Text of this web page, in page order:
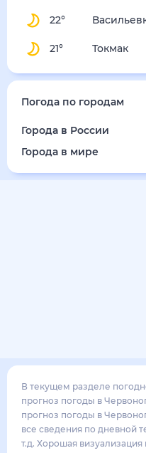
22°
21° Токмак
Погода по городам
Города в России
Города в мире
В текущем разделе
прогноз погоды в
прогноз погоды в
все сведения по дневной
т.д. Хорошая